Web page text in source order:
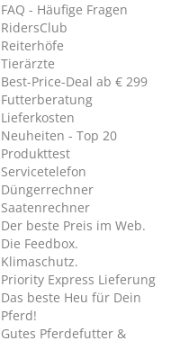
FAQ - Häufige Fragen
RidersClub
Reiterhöfe
Tierärzte
Best-Price-Deal ab € 299
Futterberatung
Lieferkosten
Neuheiten - Top 20
Produkttest
Servicetelefon
Düngerrechner
Saatenrechner
Der beste Preis im Web.
Die Feedbox.
Klimaschutz.
Priority Express Lieferung
Das beste Heu für Dein
Pferd!
Gutes Pferdefutter &